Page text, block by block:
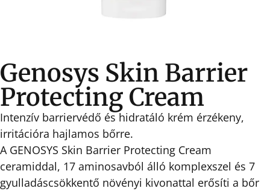
Genosys Skin Barrier
Protecting Cream
Intenzív barriervédő és hidratáló krém érzékeny,
irritációra hajlamos bőrre.
A GENOSYS Skin Barrier Protecting Cream
ceramiddal, 17 aminosavból álló komplexszel és 7
gyulladáscsökkentő növényi kivonattal erősíti a bőr